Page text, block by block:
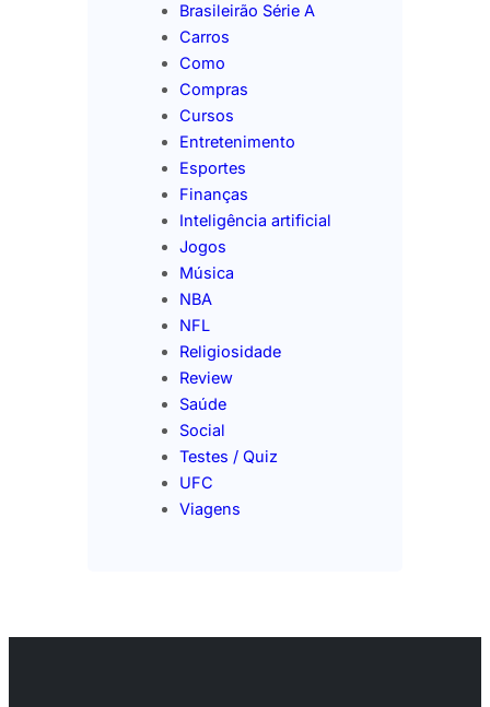
Brasileirão Série A
Carros
Como
Compras
Cursos
Entretenimento
Esportes
Finanças
Inteligência artificial
Jogos
Música
NBA
NFL
Religiosidade
Review
Saúde
Social
Testes / Quiz
UFC
Viagens